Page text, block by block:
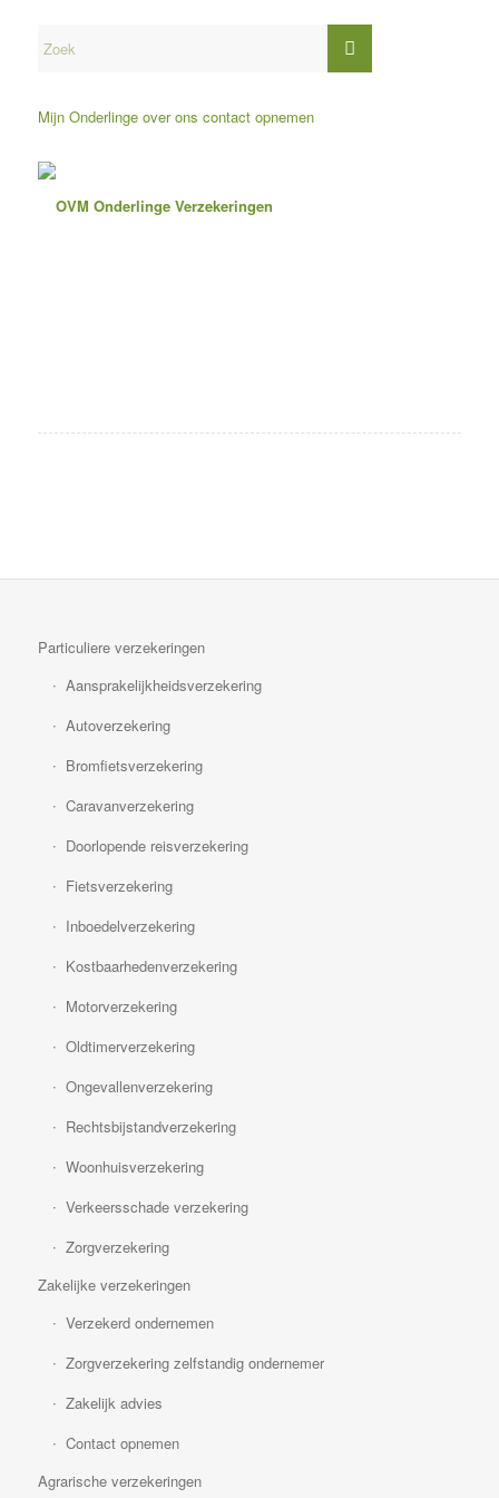
Mijn Onderlinge over ons contact opnemen
Particuliere verzekeringen
Aansprakelijkheidsverzekering
Autoverzekering
Bromfietsverzekering
Caravanverzekering
Doorlopende reisverzekering
Fietsverzekering
Inboedelverzekering
Kostbaarhedenverzekering
Motorverzekering
Oldtimerverzekering
Ongevallenverzekering
Rechtsbijstandverzekering
Woonhuisverzekering
Verkeersschade verzekering
Zorgverzekering
Zakelijke verzekeringen
Verzekerd ondernemen
Zorgverzekering zelfstandig ondernemer
Zakelijk advies
Contact opnemen
Agrarische verzekeringen